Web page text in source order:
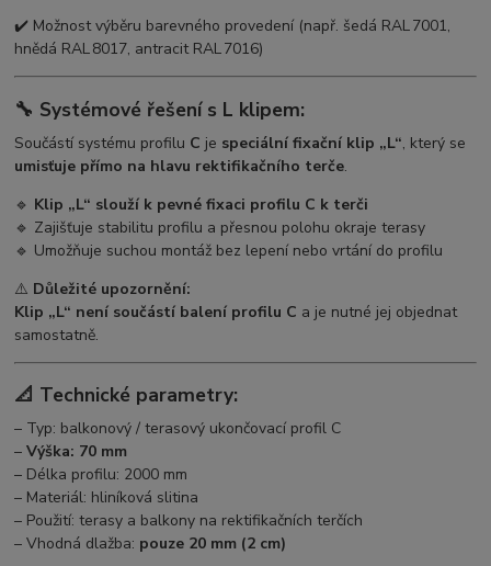
✔️ Možnost výběru barevného provedení (např. šedá RAL 7001,
hnědá RAL 8017, antracit RAL 7016)
🔧 Systémové řešení s L klipem:
Součástí systému profilu C je speciální fixační klip „L“, který se
umisťuje přímo na hlavu rektifikačního terče.
🔹 Klip „L“ slouží k pevné fixaci profilu C k terči
🔹 Zajišťuje stabilitu profilu a přesnou polohu okraje terasy
🔹 Umožňuje suchou montáž bez lepení nebo vrtání do profilu
⚠️ Důležité upozornění:
Klip „L“ není součástí balení profilu C a je nutné jej objednat
samostatně.
📐 Technické parametry:
– Typ: balkonový / terasový ukončovací profil C
–Výška: 70 mm
– Délka profilu: 2000 mm
– Materiál: hliníková slitina
– Použití: terasy a balkony na rektifikačních terčích
– Vhodná dlažba: pouze 20 mm (2 cm)